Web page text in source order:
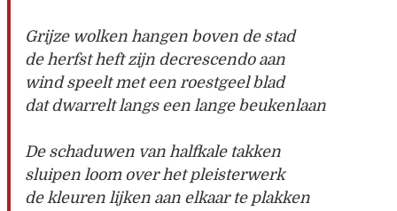
Grijze wolken hangen boven de stad
de herfst heft zijn decrescendo aan
wind speelt met een roestgeel blad
dat dwarrelt langs een lange beukenlaan
De schaduwen van halfkale takken
sluipen loom over het pleisterwerk
de kleuren lijken aan elkaar te plakken